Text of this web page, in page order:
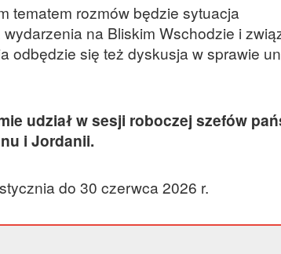
tematem rozmów będzie sytuacja
na Bliskim Wschodzie i
odbędzie się też dyskusja w sprawie
udział w sesji roboczej szefów
i Jordanii.
do 30 czerwca 2026 r.